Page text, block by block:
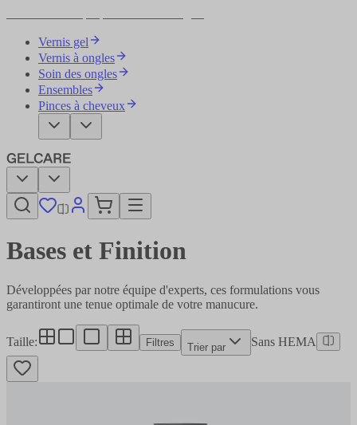
Vernis gel
Vernis à ongles
Soin des ongles
Ensembles
Pinces à cheveux
Bases et Finition
Développées par notre équipe d'experts, ces formulations vous
garantiront une tenue optimale de votre manucure.
Taille: Filtres Trier par Sans HEMA